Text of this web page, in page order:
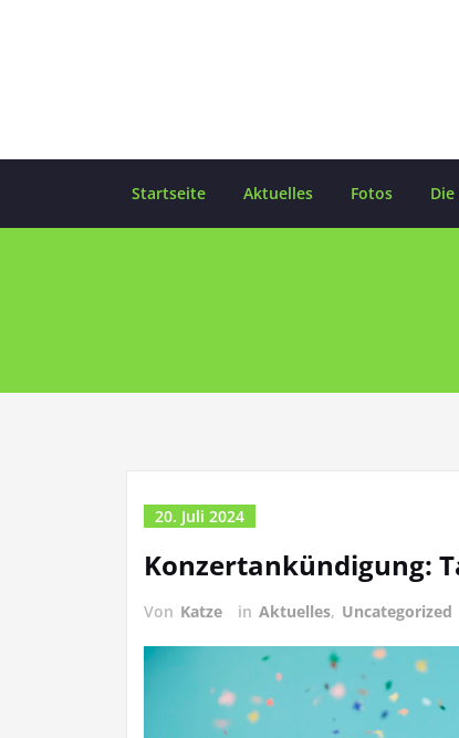
Startseite Aktuelles Fotos
20. Juli 2024
Konzertankündigung:
Von Katze in Aktuelles, Uncategorized